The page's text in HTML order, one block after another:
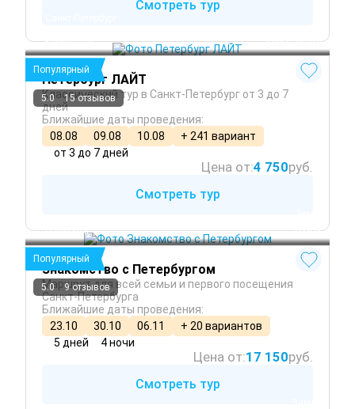
Смотреть тур
Кронштадт
Популярный
5.0 15 отзывов
Круглый год
Петербург ЛАЙТ
Классический тур в Санкт-Петербург от 3 до 7
дней
Ближайшие даты проведения:
08.08
09.08 10.08
+ 241 вариант
от 3 до 7 дней
Цена от:4 750руб.
Смотреть тур
Павловск
Популярный
5.0 9 отзывов
Весна
Знакомство с Петербургом
Маршрут для всей семьи и первого посещения
Санкт-Петербурга
Ближайшие даты проведения:
23.10
30.10 06.11
+ 20 вариантов
5 дней
4 ночи
Цена от:17 150руб.
Смотреть тур